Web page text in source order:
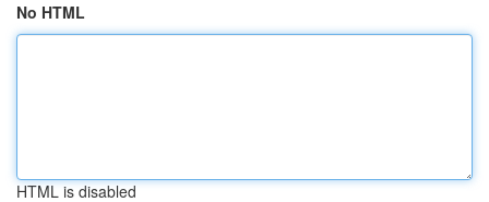
No HTML
HTML is disabled